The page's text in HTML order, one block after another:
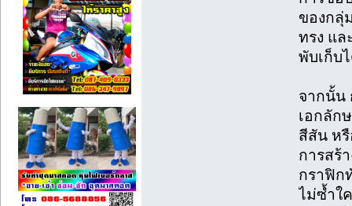
ของกลุ่
ทรง แล
พับเก็บ
จากนั้น
เอกลัก
สีสัน ห
การสร้
กราฟิก
ไม่ซ้ำใ